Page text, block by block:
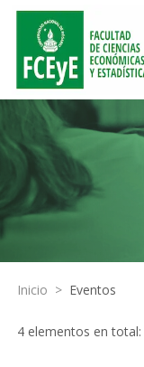
Inicio > Eventos
4 elementos en total: